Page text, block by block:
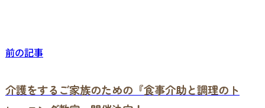
前の記事
介護をするご家族のための『食事介助と調理のト